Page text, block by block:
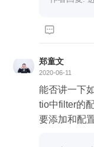

郑童文
2020-06-11
能否讲一下
tio中filter的
要添加和配